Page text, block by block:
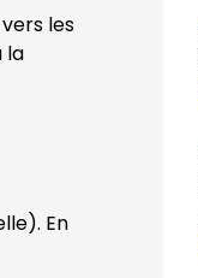
les
la
En